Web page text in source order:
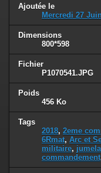
Ajoutée le
Mercredi 27
Dimensions
800*598
Fichier
P1070541.JPG
Poids
456 Ko
Tags
2018, 2eme
6Rmat, Arc et
militaire,
commandement